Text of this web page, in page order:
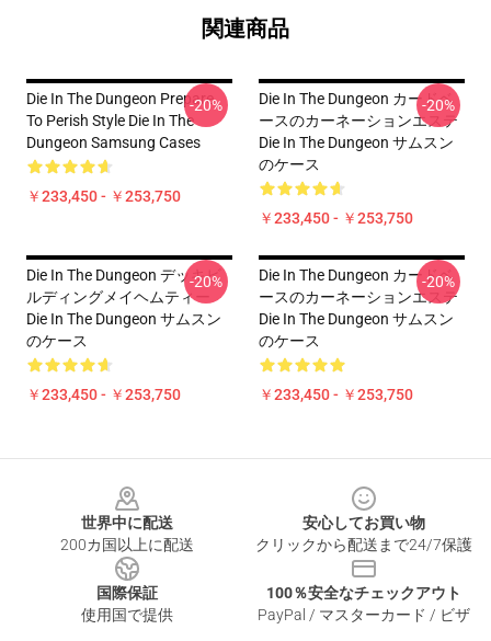
関連商品
Die In The Dungeon Prepare
To Perish Style Die In The
Dungeon Samsung Cases
￥233,450 - ￥253,750
-20%
Die In The Dungeon カードベ
ースのカーネーションエステ
Die In The Dungeon サムスン
のケース
￥233,450 - ￥253,750
-20%
Die In The Dungeon デッキビ
ルディングメイヘムティー
Die In The Dungeon サムスン
のケース
￥233,450 - ￥253,750
-20%
Die In The Dungeon カードベ
ースのカーネーションエステ
Die In The Dungeon サムスン
のケース
￥233,450 - ￥253,750
-20%
世界中に配送
200カ国以上に配送
安心してお買い物
クリックから配送まで24/7保護
国際保証
使用国で提供
100％安全なチェックアウト
PayPal / マスターカード / ビザ